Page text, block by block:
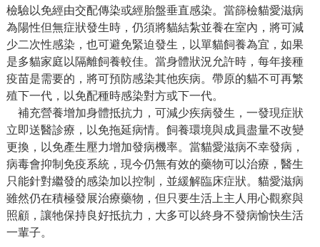
檢驗以免經由交配傳染或經胎盤垂直感染。當篩檢貓愛滋病
為陽性但無症狀發生時，仍須將貓結紮並養在室內，將可減
少二次性感染，也可避免緊迫發生，以單貓飼養為宜，如果
是多貓家庭以隔離飼養較佳。當身體狀況允許時，每年接種
疫苗是需要的，將可預防感染其他疾病。帶原的貓不可再繁
殖下一代，以免配種時感染對方或下一代。
補充營養增加身體抵抗力，可減少疾病發生，一發現症狀
立即送醫診療，以免拖延病情。飼養環境與成員盡量不改變
更換，以免產生壓力增加發病機率。當貓愛滋病不幸發病，
病毒會抑制免疫系統，現今仍無有效的藥物可以治療，醫生
只能針對繼發的感染加以控制，並緩解臨床症狀。貓愛滋病
雖然仍在積極發展治療藥物，但只要生活上主人用心觀察與
照顧，讓牠保持良好抵抗力，大多可以終身不發病愉快生活
一輩子。